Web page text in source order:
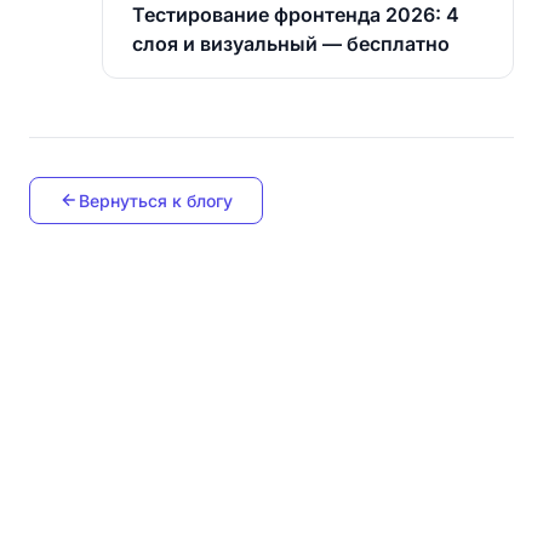
Тестирование фронтенда 2026: 4
слоя и визуальный — бесплатно
Вернуться к блогу